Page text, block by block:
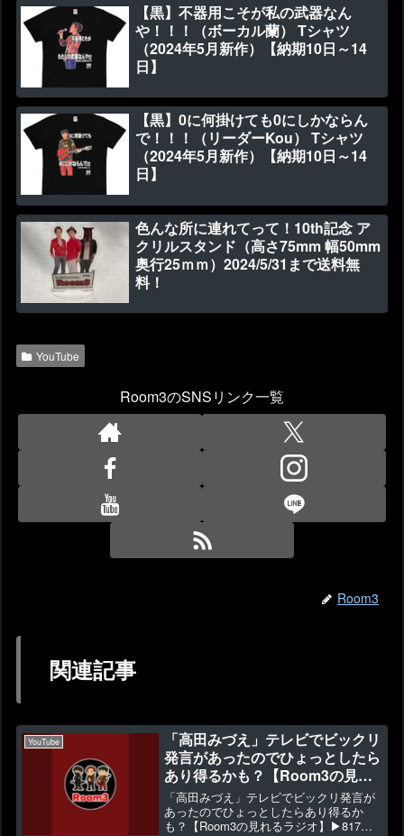
【黒】不器用こそが私の武器なん
や！！！（ボーカル蘭） Tシャツ
（2024年5月新作）【納期10日～14
日】
【黒】0に何掛けても0にしかならん
で！！！（リーダーKou） Tシャツ
（2024年5月新作）【納期10日～14
日】
色んな所に連れてって！10th記念 ア
クリルスタンド（高さ75mm 幅50mm
奥行25ｍｍ）2024/5/31まで送料無
料！
YouTube
Room3のSNSリンク一覧
Room3
関連記事
YouTube
「高田みづえ」テレビでビックリ
発言があったのでひょっとしたら
あり得るかも？【Room3の見れ
るラジオ】
「高田みづえ」テレビでビックリ発言が
あったのでひょっとしたらあり得るか
も？【Room3の見れるラジオ】▶817